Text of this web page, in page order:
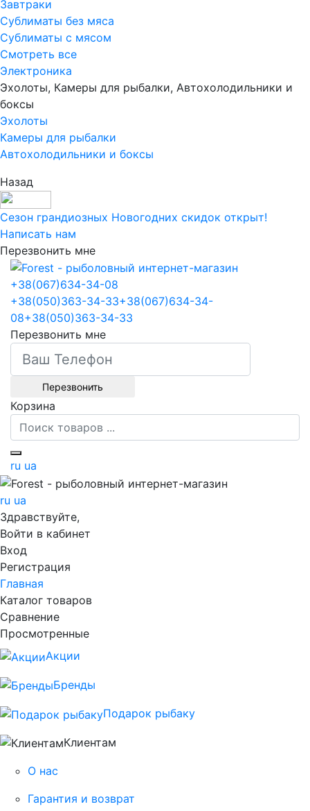
Завтраки
Сублиматы без мяса
Сублиматы с мясом
Смотреть все
Электроника
Эхолоты, Камеры для рыбалки, Автохолодильники и
боксы
Эхолоты
Камеры для рыбалки
Автохолодильники и боксы
Назад
Сезон грандиозных Новогодних скидок открыт!
Написать нам
Перезвонить мне
+38(067)634-34-08
+38(050)363-34-33+38(067)634-34-
08+38(050)363-34-33
Перезвонить мне
Перезвонить
Корзина
ru ua
ru ua
Здравствуйте,
Войти в кабинет
Вход
Регистрация
Главная
Каталог товаров
Сравнение
Просмотренные
Акции
Бренды
Подарок рыбаку
Клиентам
О нас
Гарантия и возврат